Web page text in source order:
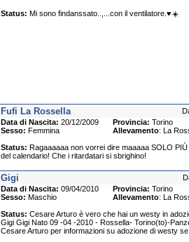
Status: Mi sono findanssato..,...con il ventilatore.♥️☀️
Fufi La Rossella
Data di Nascita: 20/12/2009 Provincia: Torino
Sesso: Femmina Allevamento: La
Status: Ragaaaaaa non vorrei dire maaaaa SOLO
del calendario! Che i ritardatari si sbrighino!
Gigi
Data di Nascita: 09/04/2010 Provincia: Torino
Sesso: Maschio Allevamento: La
Status: Cesare Arturo è vero che hai un westy in
Gigi Gigi Nato 09 -04 -2010 - Rossella- Torino(to)-
Cesare Arturo per informazioni su adozione di westy